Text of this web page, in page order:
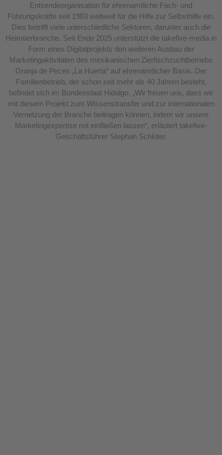
Entsendeorganisation für ehrenamtliche Fach- und
Führungskräfte seit 1983 weltweit für die Hilfe zur Selbsthilfe ein.
Dies betrifft viele unterschiedliche Sektoren, darunter auch die
Heimtierbranche. Seit Ende 2025 unterstützt die takefive-media in
Form eines Digitalprojekts den weiteren Ausbau der
Marketingaktivitäten des mexikanischen Zierfischzuchtbetriebs
Granja de Peces „La Huerta“ auf ehrenamtlicher Basis. Der
Familienbetrieb, der schon seit mehr als 40 Jahren besteht,
befindet sich im Bundesstaat Hidalgo. „Wir freuen uns, dass wir
mit diesem Projekt zum Wissenstransfer und zur internationalen
Vernetzung der Branche beitragen können, indem wir unsere
Marketingexpertise mit einfließen lassen“, erläutert takefive-
Geschäftsführer Stephan Schlüter.